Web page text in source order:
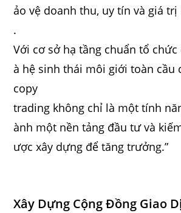
ảo vệ doanh thu, uy tín và giá
.
Với cơ sở hạ tầng chuẩn tổ chức
à hệ sinh thái môi giới toàn cầu
copy
trading không chỉ là một tính
ành một nền tảng đầu tư và
ược xây dựng để tăng trưởng.”
Xây Dựng Cộng Đồng Giao